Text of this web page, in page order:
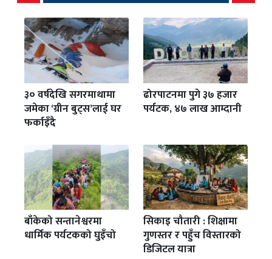
३० वर्षदेखि सगरमाथामा
जमेका ‘ग्रीन बुट्स’लाई घर
फर्काइँदै
ढोरपाटनमा पुगे ३७ हजार
पर्यटक, ४७ लाख आम्दानी
बाँकेको सन्तानेश्वरमा
धार्मिक पर्यटकको घुइँचो
सिकाइ चौतारी : शिक्षामा
गुणस्तर र पहुँच विस्तारको
डिजिटल यात्रा